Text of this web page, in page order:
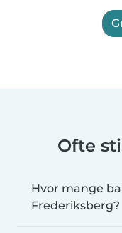
Ofte
Hvor mange
Frederiksberg?